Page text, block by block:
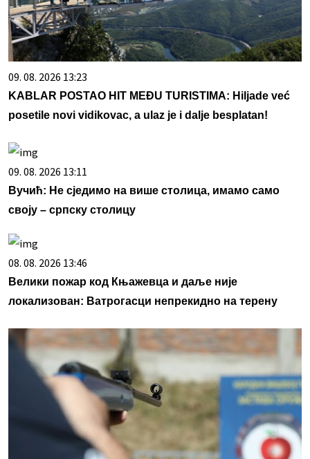
09. 08. 2026 13:23
KABLAR POSTAO HIT MEĐU TURISTIMA: Hiljade već
posetile novi vidikovac, a ulaz je i dalje besplatan!
09. 08. 2026 13:11
Вучић: Не сједимо на више столица, имамо само
своју – српску столицу
08. 08. 2026 13:46
Велики пожар код Књажевца и даље није
локализован: Ватрогасци непрекидно на терену